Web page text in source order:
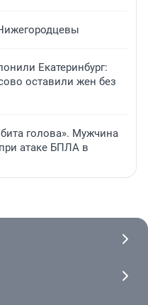
Екатеринбург:
оставили жен без
голова». Мужчина
атаке БПЛА в